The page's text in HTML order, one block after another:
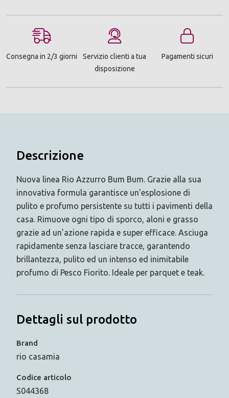
Consegna in 2/3 giorni
Servizio clienti a tua
disposizione
Pagamenti sicuri
Descrizione
Nuova linea Rio Azzurro Bum Bum. Grazie alla sua
innovativa formula garantisce un’esplosione di
pulito e profumo persistente su tutti i pavimenti della
casa. Rimuove ogni tipo di sporco, aloni e grasso
grazie ad un’azione rapida e super efficace. Asciuga
rapidamente senza lasciare tracce, garantendo
brillantezza, pulito ed un intenso ed inimitabile
profumo di Pesco Fiorito. Ideale per parquet e teak.
Dettagli sul prodotto
Brand
rio casamia
Codice articolo
S044368